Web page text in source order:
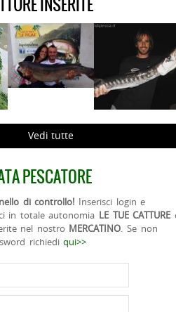
Vedi tutte
PESCATORE
di controllo! Inserisci login e
in totale autonomia LE TUE CATTURE
nel nostro MERCATINO. Se non
richiediqui>>